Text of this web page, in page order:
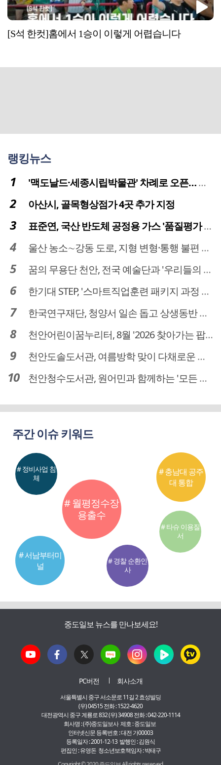
[S석 한컷]홈에서 1승이 이렇게 어렵습니다
랭킹뉴스
'맥도날드·세종시립박물관' 차례로 오픈… 고운동 정주여건 좋아진다
아산시, 골목형상점가 4곳 추가 지정
표준연, 국산 반도체 공정용 가스 '품질평가 체계' 구축
울산 농소∼강동 도로, 지형 변형·통행 불편 해법 찾는다
꿈의 무용단 천안, 전국 예술단과 '우리들의 하모니' 선보여
한기대 STEP, '스마트직업훈련 패키지 과정 3기' 모집
한국연구재단, 청양서 일손 돕고 상생동반 친구맺기 봉사활동
천안어린이꿈누리터, 8월 '2026 찾아가는 팝업놀이터' 운영
천안도솔도서관, 여름방학 맞이 다채로운 독서문화 프로그램 운영
천안청수도서관, 원어민과 함께하는 '모든 영어 모든 독서' 운영
주간 이슈 키워드
# 월평정수장
용출수
# 서남부터미
널
# 충남대 공주
대 통합
# 정비사업 침
체
# 경찰 순환인
사
# 타슈 이용질
서
중도일보 뉴스를 만나보세요!
PC버전 회사소개
서울특별시 중구 서소문로 11길 2 효성빌딩
(우) 04515 전화 : 1522-4620
대전광역시 중구 계룡로 832 (우) 34908 전화 : 042-220-1114
회사명 : (주)중도일보사 제호 : 중도일보
인터넷신문 등록번호 : 대전 가00003
등록일자 : 2001-12-13 발행인 : 김원식
편집인 : 유영돈 청소년보호책임자 : 박태구